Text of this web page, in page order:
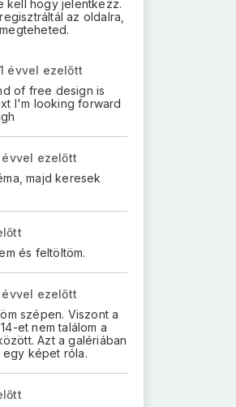
kell hogy jelentkezz.
az oldalra,
1 évvel ezelőtt
of free design is
I'm looking forward
évvel ezelőtt
majd keresek
és feltöltöm.
évvel ezelőtt
szépen. Viszont a
et nem találom a
Azt a galériában
egy képet róla.